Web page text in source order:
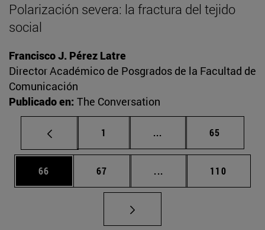
Polarización severa: la fractura del tejido
social
Francisco J. Pérez Latre
Director Académico de Posgrados de la Facultad de
Comunicación
Publicado en: The Conversation
Página
1 ... Páginas intermedias
Página
65
Página
66 Página
67 ... Páginas intermedias
Página
110